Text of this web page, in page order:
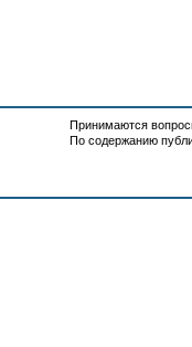
Принимаются
По содержанию